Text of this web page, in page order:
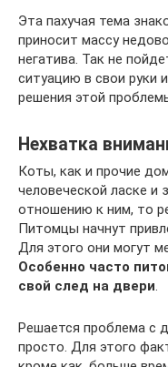
Эта пахучая тема
приносит массу
негатива. Так не
ситуацию в свои руки
решения этой
Нехватка
Коты, как и прочие
человеческой ласке и
отношению к ним, то
Питомцы начнут
Для этого они могут
Особенно часто
свой след на двери.
Решается проблема с
просто. Для этого